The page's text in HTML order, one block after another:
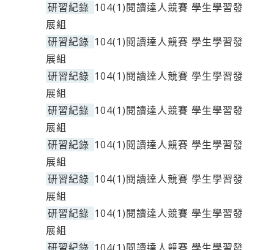
研習紀錄 104(1)閱讀達人競賽 學生學習發
展組
研習紀錄 104(1)閱讀達人競賽 學生學習發
展組
研習紀錄 104(1)閱讀達人競賽 學生學習發
展組
研習紀錄 104(1)閱讀達人競賽 學生學習發
展組
研習紀錄 104(1)閱讀達人競賽 學生學習發
展組
研習紀錄 104(1)閱讀達人競賽 學生學習發
展組
研習紀錄 104(1)閱讀達人競賽 學生學習發
展組